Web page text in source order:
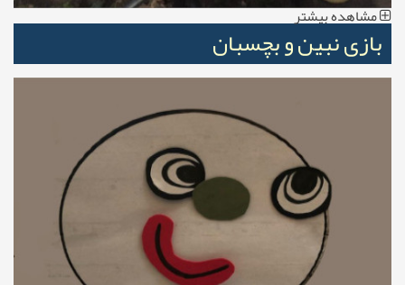
مشاهده بیشتر
بازی نبین و بچسبان